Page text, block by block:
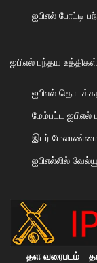
ஐபிஎல் போட்டி
ஐபிஎல் பந்தய உத்திகள்
ஐபிஎல்
மேம்பட்ட
இடர்
ஐபிஎல்லில்
தள வரைபடம்